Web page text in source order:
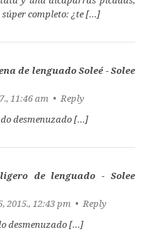
súper completo: ¿te […]
de lenguado Soleé - Solee
11:46 am • Reply
desmenuzado […]
de lenguado - Solee
2015., 12:43 pm • Reply
desmenuzado […]